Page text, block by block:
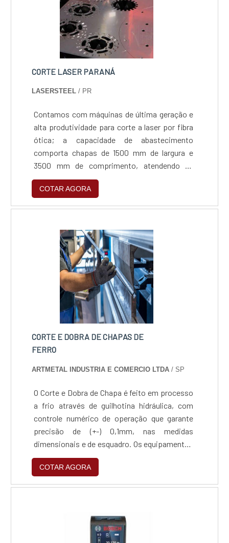
CORTE LASER PARANÁ
LASERSTEEL / PR
Contamos com máquinas de última geração e
alta produtividade para corte a laser por fibra
ótica; a capacidade de abastecimento
comporta chapas de 1500 mm de largura e
3500 mm de comprimento, atendendo as
espessuras de até 16mm em aço carbono,
8mm em aço inox, 4mm em alumínio e 3mm
em latão.
COTAR AGORA
CORTE E DOBRA DE CHAPAS DE
FERRO
ARTMETAL INDUSTRIA E COMERCIO LTDA / SP
O Corte e Dobra de Chapa é feito em processo
a frio através de guilhotina hidráulica, com
controle numérico de operação que garante
precisão de (+-) 0,1mm, nas medidas
dimensionais e de esquadro. Os equipamentos
utilizados no processo permitem processar
chapas em aço carbono, alumínio, cobre, latão
até 6,35mm e 2,5mm para aço inox.
COTAR AGORA